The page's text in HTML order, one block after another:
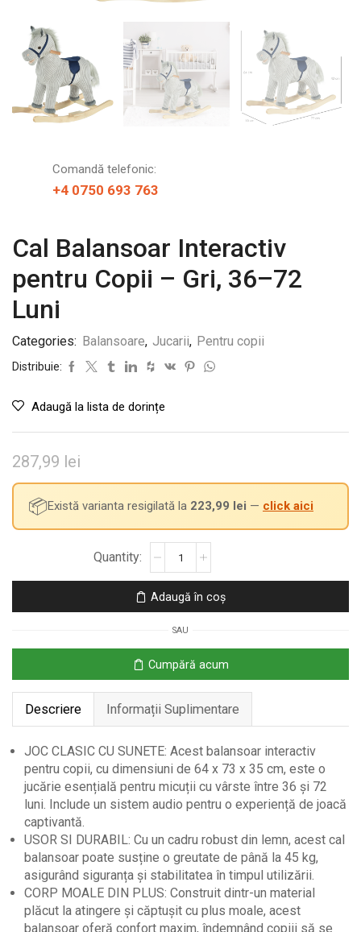
Comandă telefonic:
+4 0750 693 763
Cal Balansoar Interactiv
pentru Copii – Gri, 36–72
Luni
Categories: Balansoare, Jucarii, Pentru copii
Distribuie:
Adaugă la lista de dorințe
287,99 lei
📦Există varianta resigilată la 223,99 lei — click aici
Balansoar
Interactiv
Copii
–
Gri,
36–
72
Luni
Adaugă în coș
SAU
Cumpără acum
Descriere Informații Suplimentare
JOC CLASIC CU SUNETE: Acest balansoar interactiv
pentru copii, cu dimensiuni de 64 x 73 x 35 cm, este o
jucărie esențială pentru micuții cu vârste între 36 și 72
luni. Include un sistem audio pentru o experiență de joacă
captivantă.
USOR SI DURABIL: Cu un cadru robust din lemn, acest cal
balansoar poate susține o greutate de până la 45 kg,
asigurând siguranța și stabilitatea în timpul utilizării.
CORP MOALE DIN PLUS: Construit dintr-un material
plăcut la atingere și căptușit cu plus moale, acest
balansoar oferă confort maxim, îndemnând copiii să se